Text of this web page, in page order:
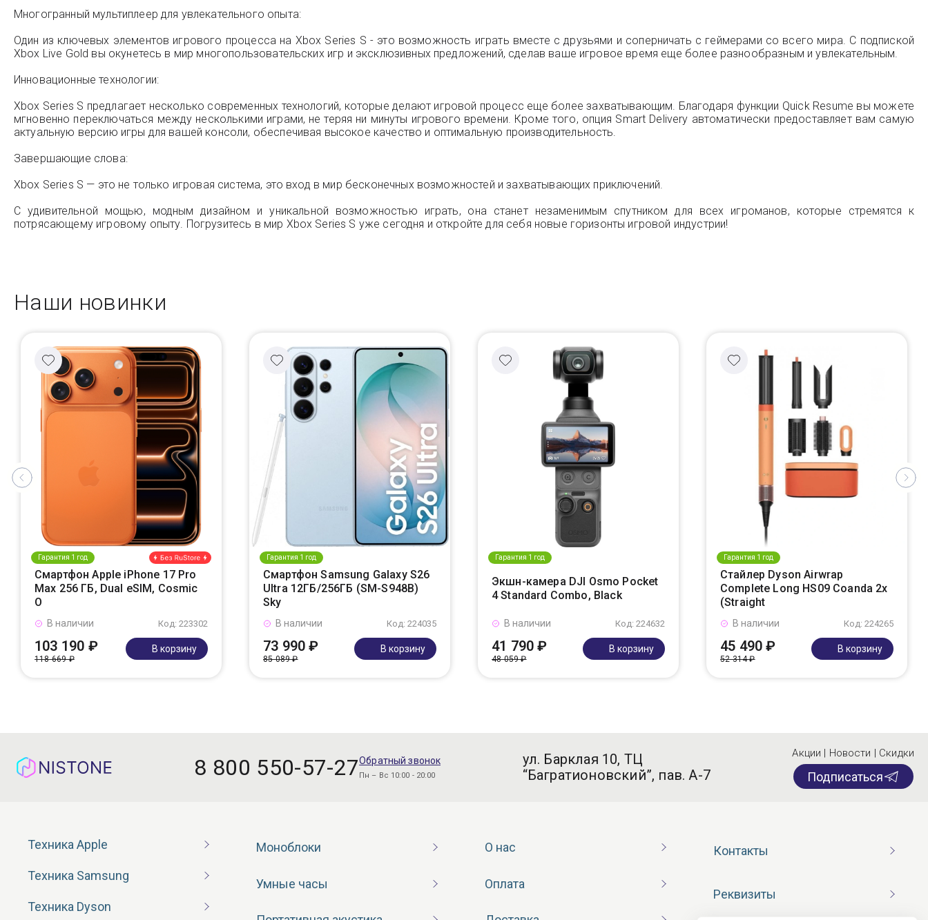
Многогранный мультиплеер для увлекательного опыта:
Один из ключевых элементов игрового процесса на Xbox Series S - это возможность играть вместе с друзьями и соперничать с геймерами со всего мира. С подпиской
Xbox Live Gold вы окунетесь в мир многопользовательских игр и эксклюзивных предложений, сделав ваше игровое время еще более разнообразным и увлекательным.
Инновационные технологии:
Xbox Series S предлагает несколько современных технологий, которые делают игровой процесс еще более захватывающим. Благодаря функции Quick Resume вы можете
мгновенно переключаться между несколькими играми, не теряя ни минуты игрового времени. Кроме того, опция Smart Delivery автоматически предоставляет вам самую
актуальную версию игры для вашей консоли, обеспечивая высокое качество и оптимальную производительность.
Завершающие слова:
Xbox Series S — это не только игровая система, это вход в мир бесконечных возможностей и захватывающих приключений.
С удивительной мощью, модным дизайном и уникальной возможностью играть, она станет незаменимым спутником для всех игроманов, которые стремятся к
потрясающему игровому опыту. Погрузитесь в мир Xbox Series S уже сегодня и откройте для себя новые горизонты игровой индустрии!
Наши новинки
Гарантия 1 год
Смартфон Apple iPhone 17 Pro
Max 256 ГБ, Dual eSIM, Cosmic
O
Код: 223302
В наличии
103 190 ₽
118 669 ₽
В корзину
Гарантия 1 год
Смартфон Samsung Galaxy S26
Ultra 12ГБ/256ГБ (SM-S948B)
Sky
Код: 224035
В наличии
73 990 ₽
85 089 ₽
В корзину
Гарантия 1 год
Экшн-камера DJI Osmo Pocket
4 Standard Combo, Black
Код: 224632
В наличии
41 790 ₽
48 059 ₽
В корзину
Гарантия 1 год
Стайлер Dyson Airwrap
Complete Long HS09 Coanda 2x
(Straight
Код: 224265
В наличии
45 490 ₽
52 314 ₽
В корзину
8 800 550-57-27Обратный звонок
Пн – Вс 10:00 - 20:00
ул. Барклая 10, ТЦ
“Багратионовский”, пав. А-7
Акции | Новости | Скидки
Подписаться
Техника Apple
Техника Samsung
Техника Dyson
Моноблоки
Умные часы
О нас
Оплата
Контакты
Реквизиты